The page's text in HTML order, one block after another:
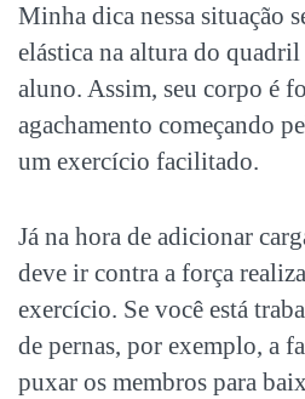
Minha dica nessa situação
elástica na altura do quadril
aluno. Assim, seu corpo é
agachamento começando
um exercício facilitado.
Já na hora de adicionar
deve ir contra a força
exercício. Se você está
de pernas, por exemplo, a
puxar os membros para